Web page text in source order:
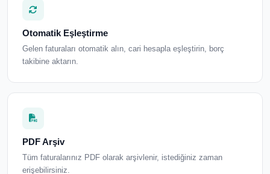
Otomatik Eşleştirme
Gelen faturaları otomatik alın, cari hesapla eşleştirin, borç
takibine aktarın.
PDF Arşiv
Tüm faturalarınız PDF olarak arşivlenir, istediğiniz zaman
erişebilirsiniz.